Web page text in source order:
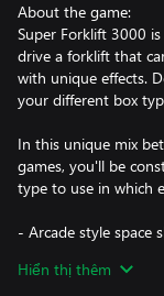
About the game:
Super Forklift 3000
drive a forklift that
with unique effects.
your different box
In this unique mix
games, you'll be
type to use in which
- Arcade style space
- Beat your own high
Hiển thị thêm